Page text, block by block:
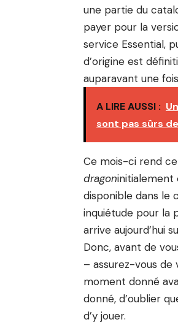
une partie du
payer pour la
service Essential,
d’origine est
auparavant une
A LIRE AUSSI :
sont pas sûrs
Ce mois-ci rend
dragoninitialement
disponible dans le
inquiétude pour la
arrive aujourd’hui
Donc, avant de
– assurez-vous de
moment donné
donné, d’oublier
d’y jouer.